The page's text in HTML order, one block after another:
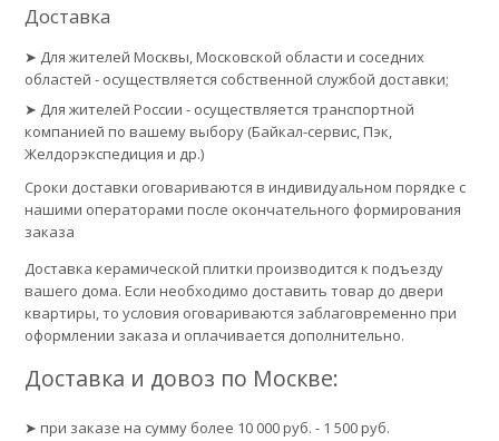
Доставка
➤ Для жителей Москвы, Московской области и соседних
областей - осуществляется собственной службой доставки;
➤ Для жителей России - осуществляется транспортной
компанией по вашему выбору (Байкал-сервис, Пэк,
Желдорэкспедиция и др.)
Сроки доставки оговариваются в индивидуальном порядке с
нашими операторами после окончательного формирования
заказа
Доставка керамической плитки производится к подъезду
вашего дома. Если необходимо доставить товар до двери
квартиры, то условия оговариваются заблаговременно при
оформлении заказа и оплачивается дополнительно.
Доставка и довоз по Москве:
➤ при заказе на сумму более 10 000 руб. - 1 500 руб.